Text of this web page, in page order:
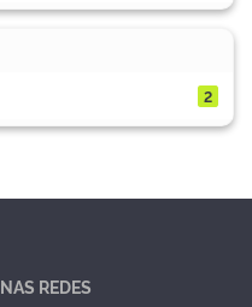
2
NAS REDES